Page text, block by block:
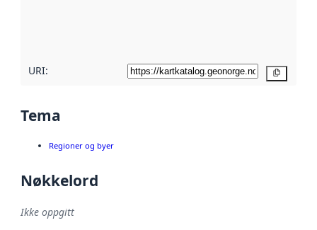
URI:
Tema
Regioner og byer
Nøkkelord
Ikke oppgitt